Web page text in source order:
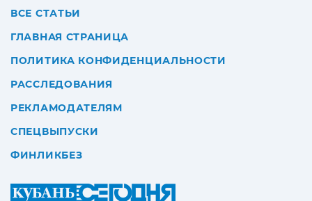
ВСЕ СТАТЬИ
ГЛАВНАЯ СТРАНИЦА
ПОЛИТИКА КОНФИДЕНЦИАЛЬНОСТИ
РАССЛЕДОВАНИЯ
РЕКЛАМОДАТЕЛЯМ
СПЕЦВЫПУСКИ
ФИНЛИКБЕЗ